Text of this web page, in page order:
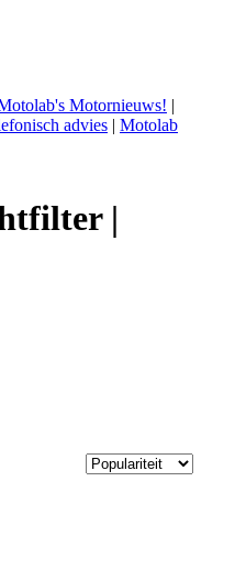
Motornieuws! |
advies | Motolab
|